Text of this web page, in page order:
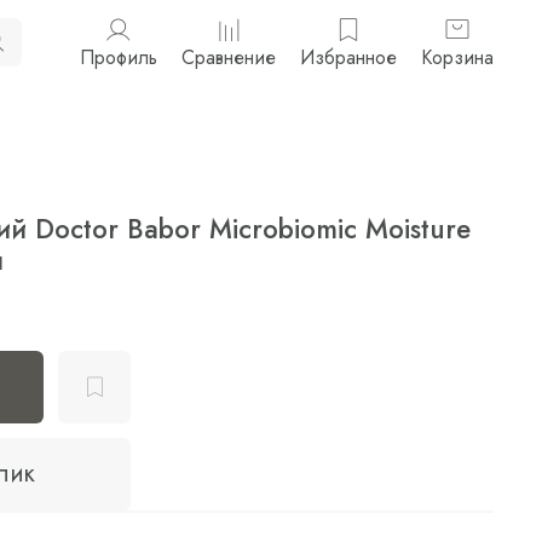
Профиль Сравнение Избранное Корзина
Doctor Babor Microbiomic Moisture